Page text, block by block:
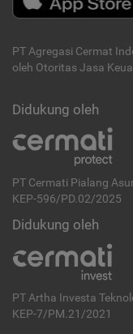
PT Agregasi Cermat
oleh Otoritas Jasa
Didukung oleh
PT Cermati Pialang
KEP-596/PD.02/2025
Didukung oleh
PT Artha Investa
KEP-7/PM.21/2021